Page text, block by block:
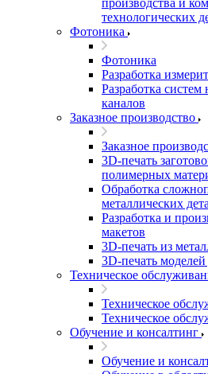
производства и
технологических
Фотоника
Фотоника
Разработка
Разработка
каналов
Заказное производство
Заказное
3D-печать
полимерных
Обработка
металлических
Разработка и
макетов
3D-печать из
3D-печать
Техническое
Техническое
Техническое
Обучение и консалтинг
Обучение и